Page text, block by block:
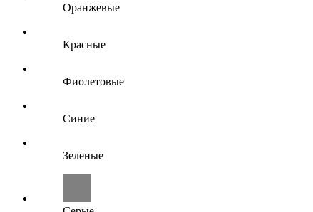
Оранжевые
Красные
Фиолетовые
Синие
Зеленые